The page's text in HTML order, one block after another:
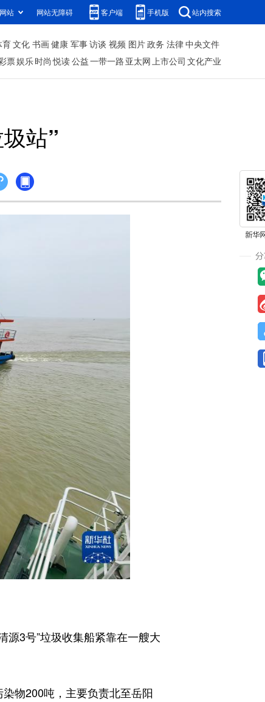
站 网站无障碍 客户端 手机版 站内搜索
育文化 书画健康 军事访谈 视频 图片政务 法律中央文件
票娱乐时尚 悦读公益一带一路 亚太网上市公司 文化产业
站”
3号”垃圾收集船紧靠在一艘大
物200吨，主要负责北至岳阳